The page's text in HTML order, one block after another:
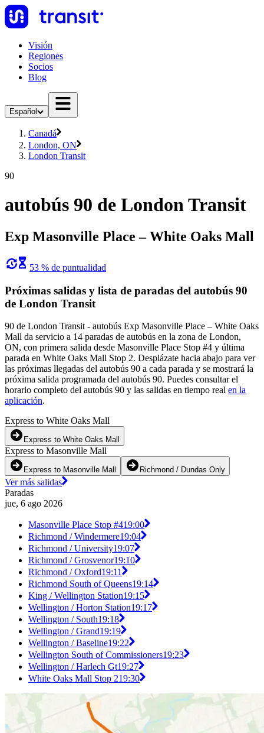
Visión
Regiones
Socios
Blog
Español
Canadá
London, ON
London Transit
90
autobús 90 de London Transit
Exp Masonville Place – White Oaks Mall
53 % de puntualidad
Próximas salidas y lista de paradas del autobús 90
de London Transit
90 de London Transit - autobús Exp Masonville Place – White Oaks
Mall da servicio a 14 paradas de autobús en la zona de London,
ON, con primera salida desde Masonville Place Stop #4 y última
parada en White Oaks Mall Stop 2. Desplázate hacia abajo para ver
las próximas llegadas del autobús 90 a cada parada y se mostrará la
próxima salida programada del autobús 90. Puedes consultar el
horario completo del autobús 90 y las salidas en tiempo real en la
aplicación.
Express to White Oaks Mall
Express to White Oaks Mall
Express to Masonville Mall
Express to Masonville Mall Richmond / Dundas Only
Ver más salidas
Paradas
jue, 6 ago 2026
Masonville Place Stop #419:00
Richmond / Windermere19:04
Richmond / University19:07
Richmond / Grosvenor19:10
Richmond / Oxford19:11
Richmond South of Queens19:14
King / Wellington Station19:15
Wellington / Horton Station19:17
Wellington / South19:18
Wellington / Grand19:19
Wellington / Baseline19:22
Wellington South of Commissioners19:23
Wellington / Harlech Gt19:27
White Oaks Mall Stop 219:30